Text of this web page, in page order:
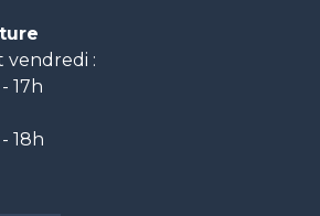
vendredi :
17h
18h